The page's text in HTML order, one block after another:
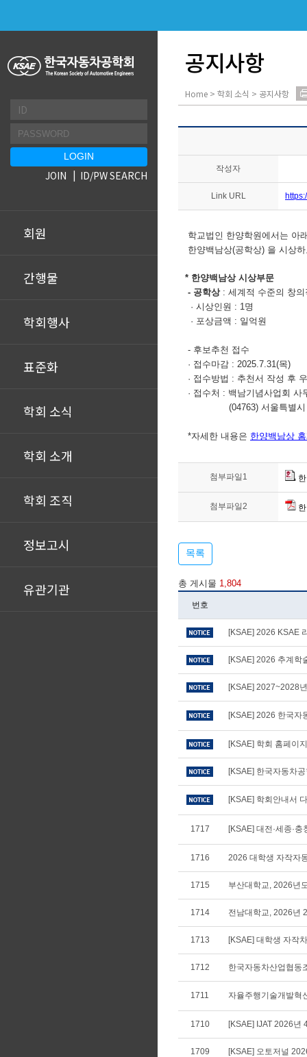
회원
간행물
학회행사
표준화
학회 소식
학회 소개
학회 조직
정보고시
유관기관
JOIN ID/PW SEARCH
공지사항
Home > 학회 소식 > 공지사항
작성자
Link URL
학교법인 한양학원에서는 아
한양백남상(공학상) 을 시상
* 한양백남상 시상부문
- 공학상: 세계적 수준의 창의
· 시상인원 : 1명
· 포상금액 : 일억원
- 후보추천 접수
· 접수마감 : 2025.7.31(목)
· 접수방법 : 추천서 작성 후
· 접수처 : 백남기념사업회 사
(04763) 서울특별시 성동
*자세한 내용은 한양백남상
첨부파일1
첨부파일2
목록
총 게시물 1,804
번호
[KSAE] 2026 KSAE
[KSAE] 2026 추계학
[KSAE] 2027~2028
[KSAE] 2026 한국자
[KSAE] 학회 홈페이
[KSAE] 한국자동차
[KSAE] 학회안내서
1717 [KSAE] 대전·세종·
1716 2026 대학생 자작자
1715 부산대학교, 2026년
1714 전남대학교, 2026년
1713 [KSAE] 대학생 자작
1712 한국자동차산업협동
1711 자율주행기술개발혁
1710 [KSAE] IJAT 2026년
1709 [KSAE] 오토저널